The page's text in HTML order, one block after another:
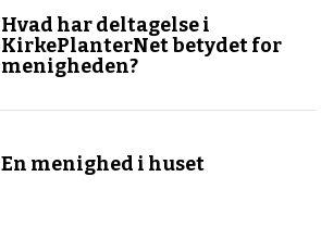
Hvad har deltagelse i
KirkePlanterNet betydet for
menigheden?
En menighed i huset